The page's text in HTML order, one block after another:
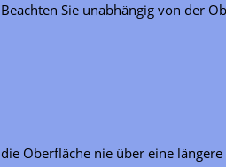
Beachten Sie unabhängig von der
die Oberfläche nie über eine